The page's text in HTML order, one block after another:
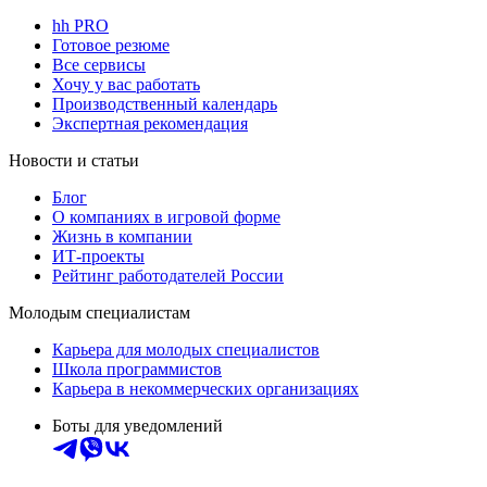
hh PRO
Готовое резюме
Все сервисы
Хочу у вас работать
Производственный календарь
Экспертная рекомендация
Новости и статьи
Блог
О компаниях в игровой форме
Жизнь в компании
ИТ-проекты
Рейтинг работодателей России
Молодым специалистам
Карьера для молодых специалистов
Школа программистов
Карьера в некоммерческих организациях
Боты для уведомлений